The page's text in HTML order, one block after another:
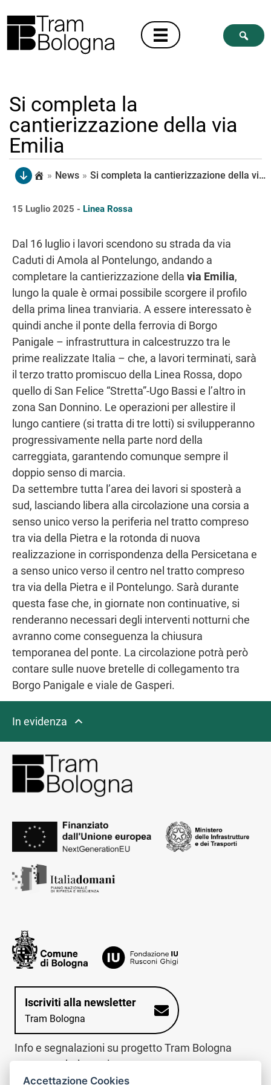
Si completa la
cantierizzazione della via
Emilia
» News » Si completa la cantierizzazione della via Emilia
15 Luglio 2025 - Linea Rossa
Dal 16 luglio i lavori scendono su strada da via
Caduti di Amola al Pontelungo, andando a
completare la cantierizzazione della via Emilia,
lungo la quale è ormai possibile scorgere il profilo
della prima linea tranviaria. A essere interessato è
quindi anche il ponte della ferrovia di Borgo
Panigale – infrastruttura in calcestruzzo tra le
prime realizzate Italia – che, a lavori terminati, sarà
il terzo tratto promiscuo della Linea Rossa, dopo
quello di San Felice “Stretta”-Ugo Bassi e l’altro in
zona San Donnino. Le operazioni per allestire il
lungo cantiere (si tratta di tre lotti) si svilupperanno
progressivamente nella parte nord della
carreggiata, garantendo comunque sempre il
doppio senso di marcia.
Da settembre tutta l’area dei lavori si sposterà a
sud, lasciando libera alla circolazione una corsia a
senso unico verso la periferia nel tratto compreso
tra via della Pietra e la rotonda di nuova
realizzazione in corrispondenza della Persicetana e
a senso unico verso il centro nel tratto compreso
tra via della Pietra e il Pontelungo. Sarà durante
questa fase che, in giornate non continuative, si
renderanno necessari degli interventi notturni che
avranno come conseguenza la chiusura
temporanea del ponte. La circolazione potrà però
contare sulle nuove bretelle di collegamento tra
Borgo Panigale e viale de Gasperi.
In evidenza
Iscriviti alla newsletter
Tram Bologna
Info e segnalazioni su progetto Tram Bologna
www.trambologna.it
Accettazione Cookies